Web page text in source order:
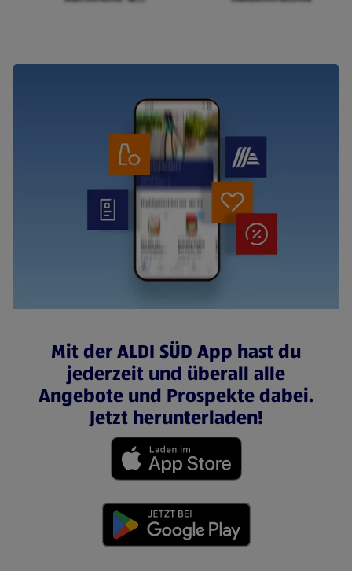
Mit der ALDI SÜD App hast du
jederzeit und überall alle
Angebote und Prospekte dabei.
Jetzt herunterladen!